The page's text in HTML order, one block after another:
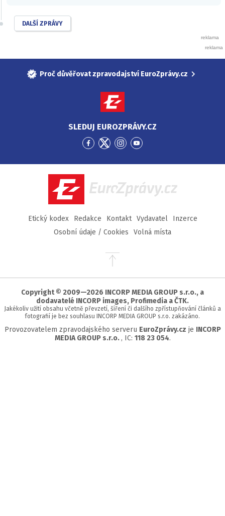
DALŠÍ ZPRÁVY
Proč důvěřovat zpravodajství EuroZprávy.cz
SLEDUJ EUROZPRÁVY.CZ
Přejít
Facebook
Přejít
Twitter
Přejít
Instagram
Přejít
YouTube
EuroZprávy.cz
Etický kodex Redakce Kontakt Vydavatel
Inzerce
Osobní údaje / Cookies
Volná místa
Přejít
stránky
Copyright © 2009—2026 INCORP MEDIA GROUP s.r.o., a
dodavatelé INCORP images, Profimedia a ČTK.
Jakékoliv užití obsahu včetně převzetí, šíření či dalšího zpřístupňování článků a
fotografií je bez souhlasu INCORP MEDIA GROUP s.r.o. zakázáno.
Provozovatelem zpravodajského serveru EuroZprávy.cz je INCORP
MEDIA GROUP s.r.o. , IC: 118 23 054.